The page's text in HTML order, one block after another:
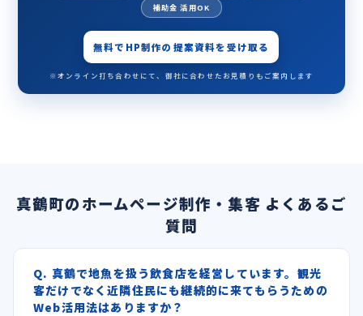
補助金 活用OK
無料でHP制作の提案資料を受け取る
※オンライン打ち合わせにて、御社に合わせたお見積りもご案内します
真鶴町のホームページ制作・集客 よくあるご
質問
Q. 真鶴で地魚を扱う飲食店を経営しています。観光
客だけでなく近隣住民にも継続的に来てもらうための
Web活用法はありますか？